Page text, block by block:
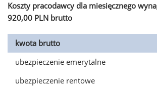
Koszty pracodawcy dla miesięcznego
920,00 PLN brutto
kwota brutto
ubezpieczenie emerytalne
ubezpieczenie rentowe